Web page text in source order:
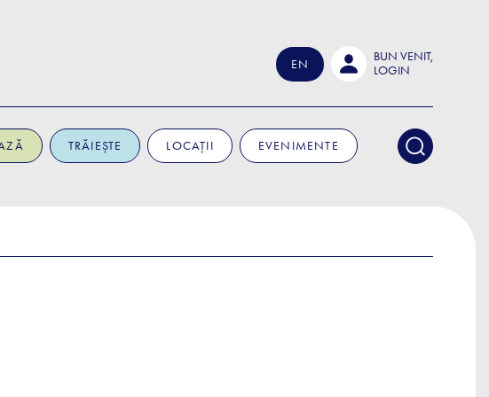
EN
BUN VENIT,
LOGIN
TRĂIEȘTE LOCAȚII EVENIMENTE